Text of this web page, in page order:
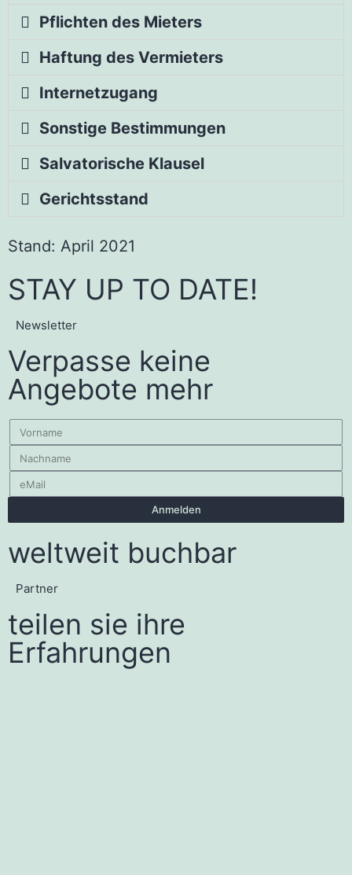
Pflichten des Mieters
Haftung des Vermieters
Internetzugang
Sonstige Bestimmungen
Salvatorische Klausel
Gerichtsstand
Stand: April 2021
STAY UP TO DATE!
Newsletter
Verpasse keine
Angebote mehr
Anmelden
weltweit buchbar
Partner
teilen sie ihre
Erfahrungen